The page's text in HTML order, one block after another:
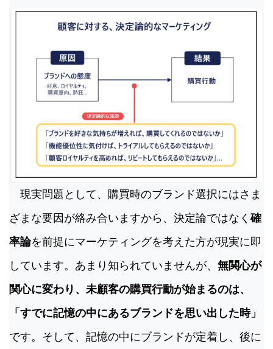
現実問題として、購買時のブランド選択にはさま
ざまな要因が絡み合いますから、決定論ではなく確
率論を前提にマーケティングを考えた方が現実に即
しています。あまり知られていませんが、 無関心が
関心に変わり、未顧客の購買行動が始まるのは、
「すでに記憶の中にあるブランドを思い出した時」
です。そして、記憶の中にブランドが定着し、後に